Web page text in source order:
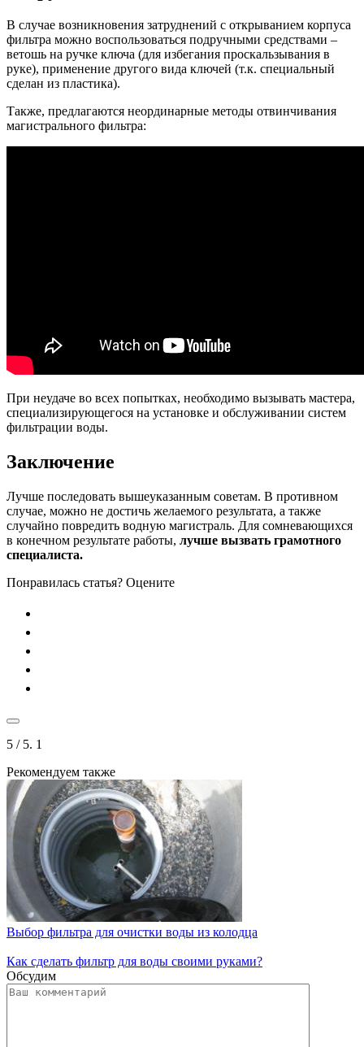
В случае возникновения затруднений с открыванием корпуса
фильтра можно воспользоваться подручными средствами –
ветошь на ручке ключа (для избегания проскальзывания в
руке), применение другого вида ключей (т.к. специальный
сделан из пластика).
Также, предлагаются неординарные методы отвинчивания
магистрального фильтра:
При неудаче во всех попытках, необходимо вызывать мастера,
специализирующегося на установке и обслуживании систем
фильтрации воды.
Заключение
Лучше последовать вышеуказанным советам. В противном
случае, можно не достичь желаемого результата, а также
случайно повредить водную магистраль. Для сомневающихся
в конечном результате работы, лучше вызвать грамотного
специалиста.
Понравилась статья? Оцените
5 / 5. 1
Рекомендуем также
Выбор фильтра для очистки воды из колодца
Как сделать фильтр для воды своими руками?
Обсудим